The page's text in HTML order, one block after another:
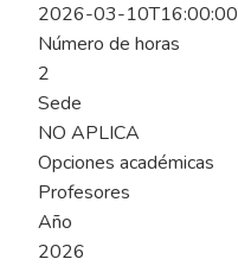
2026-03-10T16:00:00
Número de horas
2
Sede
NO APLICA
Opciones académicas
Profesores
Año
2026